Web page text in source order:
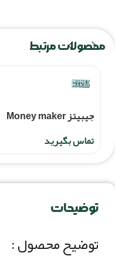
محصولات مرتبط
جيبيتز Money maker
تماس بگیرید
توضیحات
توضیح محصول :